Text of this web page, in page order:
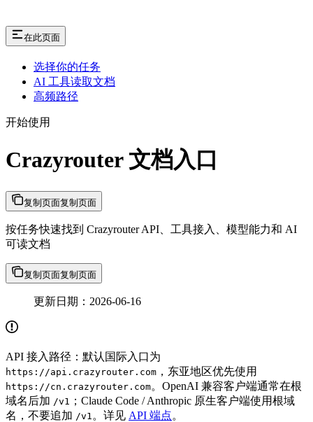
在此页面
选择你的任务
AI 工具读取文档
高频路径
开始使用
Crazyrouter 文档入口
复制页面复制页面
按任务快速找到 Crazyrouter API、工具接入、模型能力和 AI
可读文档
复制页面复制页面
更新日期：2026-06-16
API 接入路径：默认国际入口为
https://api.crazyrouter.com ，东亚地区优先使用
https://cn.crazyrouter.com。OpenAI 兼容客户端通常在根
域名后加 /v1
；Claude Code / Anthropic 原生客户端使用根域
名，不要追加 /v1 。详见 API 端点。